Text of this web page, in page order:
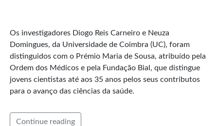
Os investigadores Diogo Reis Carneiro e Neuza
Domingues, da Universidade de Coimbra (UC), foram
distinguidos com o Prémio Maria de Sousa, atribuído pela
Ordem dos Médicos e pela Fundação Bial, que distingue
jovens cientistas até aos 35 anos pelos seus contributos
para o avanço das ciências da saúde.
Continue reading